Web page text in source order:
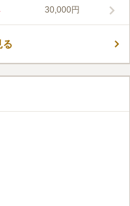
天光院。三田線「御成門
す。また、お参り後の散策も
30,000円
る